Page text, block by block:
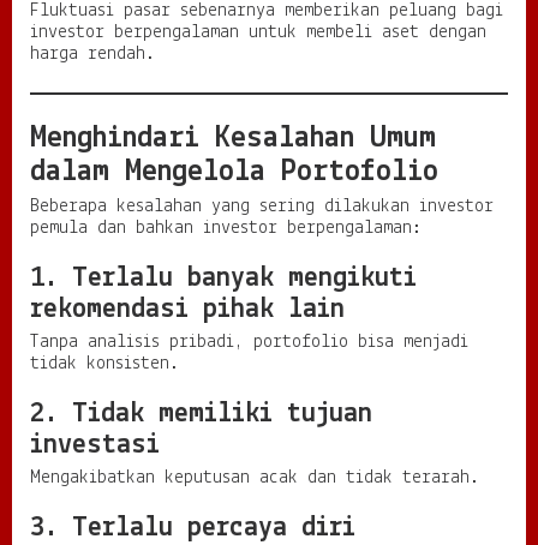
Fluktuasi pasar sebenarnya memberikan peluang bagi
investor berpengalaman untuk membeli aset dengan
harga rendah.
Menghindari Kesalahan Umum
dalam Mengelola Portofolio
Beberapa kesalahan yang sering dilakukan investor
pemula dan bahkan investor berpengalaman:
1. Terlalu banyak mengikuti
rekomendasi pihak lain
Tanpa analisis pribadi, portofolio bisa menjadi
tidak konsisten.
2. Tidak memiliki tujuan
investasi
Mengakibatkan keputusan acak dan tidak terarah.
3. Terlalu percaya diri